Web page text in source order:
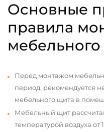
Основные
правила
Перед монтажом
период, рекомендуется
мебельного щита в
Мебельный щит
температурой воздуха от